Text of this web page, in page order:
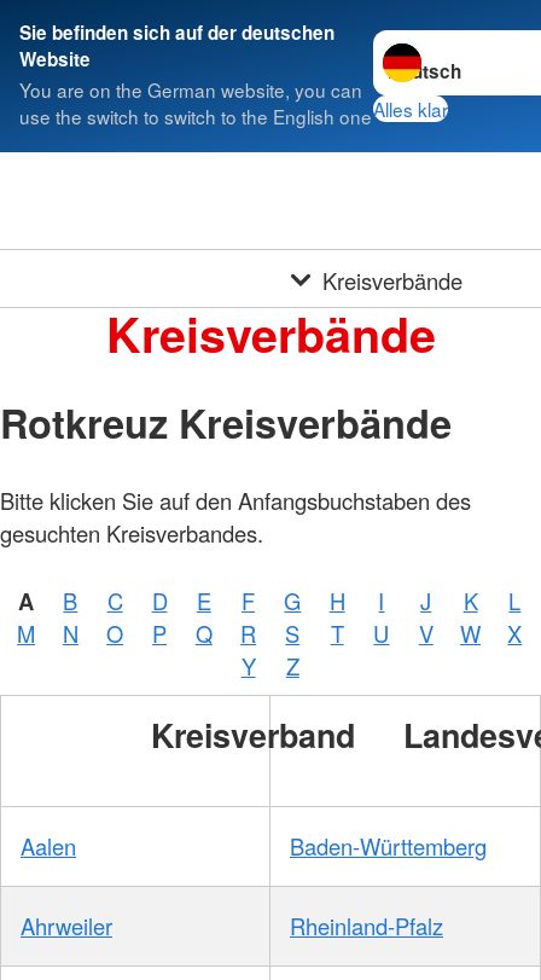
Sie befinden sich auf der deutschen
Website
You are on the German website, you can
use the switch to switch to the English one
Sprache wechseln
Alles klar
Kreisverbände
Kreisverbände
Rotkreuz Kreisverbände
Bitte klicken Sie auf den Anfangsbuchstaben des
gesuchten Kreisverbandes.
A B C D E F G H I J K
L
M
N O P Q R S T U V W
X
Y
Z
Kreisverband
Aalen Baden-Württemberg
Ahrweiler Rheinland-Pfalz